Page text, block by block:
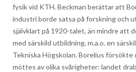
fysik vid KTH. Beckman berättar att
industri borde satsa på forskning och
självklart på 1920-talet, än mindre att
med särskild utbildning, m.a.o. en
Tekniska Högskolan. Borelius försökte
möttes av olika svårigheter: landet